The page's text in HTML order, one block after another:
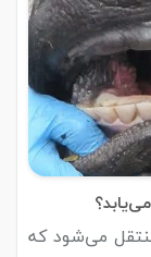
می‌شود که